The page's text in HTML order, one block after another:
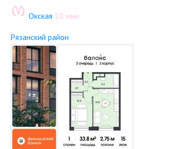
Окская 10 мин.
Рязанский район